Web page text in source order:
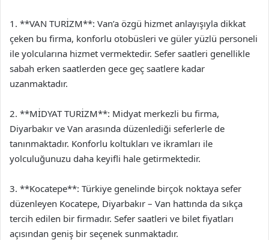
1. **VAN TURİZM**: Van’a özgü hizmet anlayışıyla dikkat
çeken bu firma, konforlu otobüsleri ve güler yüzlü personeli
ile yolcularına hizmet vermektedir. Sefer saatleri genellikle
sabah erken saatlerden gece geç saatlere kadar
uzanmaktadır.
2. **MİDYAT TURİZM**: Midyat merkezli bu firma,
Diyarbakır ve Van arasında düzenlediği seferlerle de
tanınmaktadır. Konforlu koltukları ve ikramları ile
yolculuğunuzu daha keyifli hale getirmektedir.
3. **Kocatepe**: Türkiye genelinde birçok noktaya sefer
düzenleyen Kocatepe, Diyarbakır – Van hattında da sıkça
tercih edilen bir firmadır. Sefer saatleri ve bilet fiyatları
açısından geniş bir seçenek sunmaktadır.